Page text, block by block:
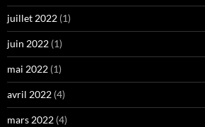
juillet 2022 (1)
juin 2022 (1)
mai 2022 (1)
avril 2022 (4)
mars 2022 (4)